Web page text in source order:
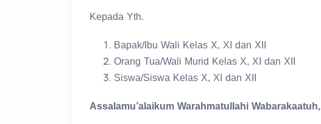
Kepada Yth.
Bapak/Ibu Wali Kelas X, XI dan XII
Orang Tua/Wali Murid Kelas X, XI dan XII
Siswa/Siswa Kelas X, XI dan XII
Assalamu’alaikum Warahmatullahi Wabarakaatuh,